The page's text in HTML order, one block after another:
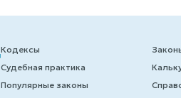
Кодексы
Судебная практика
Популярные законы